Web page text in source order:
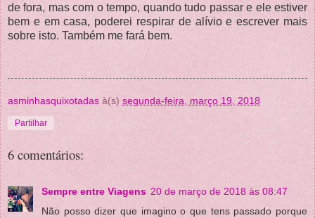
de fora, mas com o tempo, quando tudo passar e ele estiver
bem e em casa, poderei respirar de alívio e escrever mais
sobre isto. Também me fará bem.
asminhasquixotadas à(s) segunda-feira, março 19, 2018
Partilhar
6 comentários:
Sempre entre Viagens 20 de março de 2018 às 08:47
Não posso dizer que imagino o que tens passado porque